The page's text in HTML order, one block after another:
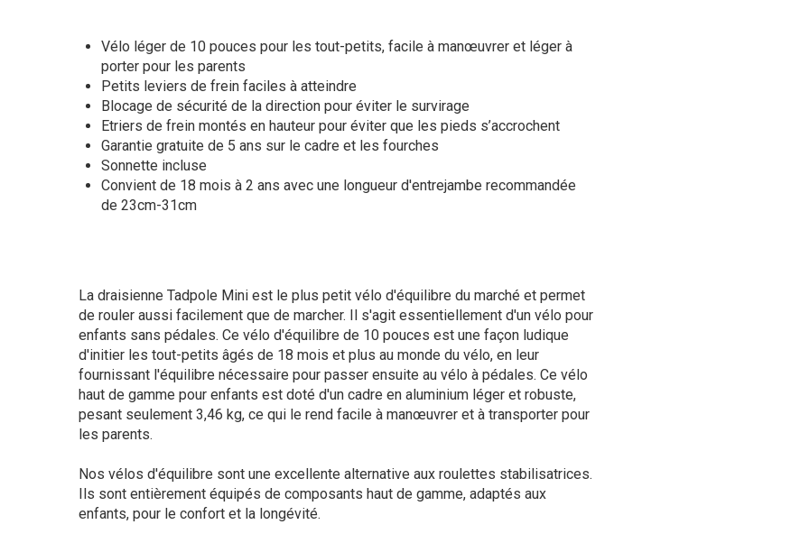
Vélo léger de 10 pouces pour les tout-petits, facile à manœuvrer et léger à
porter pour les parents
Petits leviers de frein faciles à atteindre
Blocage de sécurité de la direction pour éviter le survirage
Etriers de frein montés en hauteur pour éviter que les pieds s’accrochent
Garantie gratuite de 5 ans sur le cadre et les fourches
Sonnette incluse
Convient de 18 mois à 2 ans avec une longueur d'entrejambe recommandée
de 23cm-31cm
La draisienne Tadpole Mini est le plus petit vélo d'équilibre du marché et permet
de rouler aussi facilement que de marcher. Il s'agit essentiellement d'un vélo pour
enfants sans pédales. Ce vélo d'équilibre de 10 pouces est une façon ludique
d'initier les tout-petits âgés de 18 mois et plus au monde du vélo, en leur
fournissant l'équilibre nécessaire pour passer ensuite au vélo à pédales. Ce vélo
haut de gamme pour enfants est doté d'un cadre en aluminium léger et robuste,
pesant seulement 3,46 kg, ce qui le rend facile à manœuvrer et à transporter pour
les parents.
Nos vélos d'équilibre sont une excellente alternative aux roulettes stabilisatrices.
Ils sont entièrement équipés de composants haut de gamme, adaptés aux
enfants, pour le confort et la longévité.